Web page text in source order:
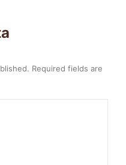
Required fields are